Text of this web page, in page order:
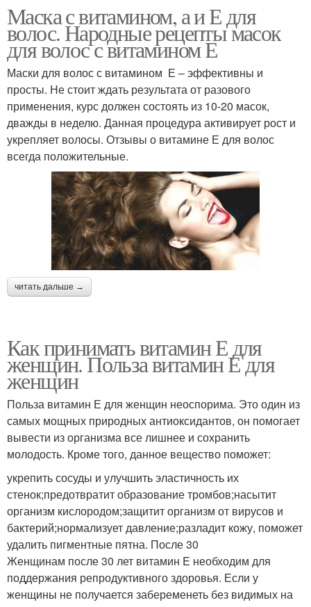
Маска с витамином, а и Е для
волос. Народные рецепты масок
для волос с витамином Е
Маски для волос с витамином Е – эффективны и
просты. Не стоит ждать результата от разового
применения, курс должен состоять из 10-20 масок,
дважды в неделю. Данная процедура активирует рост и
укрепляет волосы. Отзывы о витамине Е для волос
всегда положительные.
читать дальше →
Как принимать витамин Е для
женщин. Польза витамин Е для
женщин
Польза витамин Е для женщин неоспорима. Это один из
самых мощных природных антиоксидантов, он помогает
вывести из организма все лишнее и сохранить
молодость. Кроме того, данное вещество поможет:
укрепить сосуды и улучшить эластичность их
стенок;предотвратит образование тромбов;насытит
организм кислородом;защитит организм от вирусов и
бактерий;нормализует давление;разладит кожу, поможет
удалить пигментные пятна. После 30
Женщинам после 30 лет витамин E необходим для
поддержания репродуктивного здоровья. Если у
женщины не получается забеременеть без видимых на